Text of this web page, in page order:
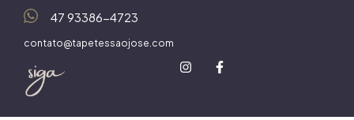
47 93386-4723
contato@tapetessaojose.com